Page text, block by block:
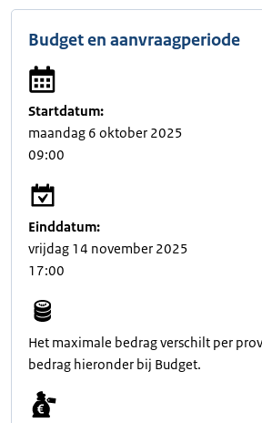
Budget en aanvraagperiode
Startdatum:
maandag 6 oktober 2025
09:00
Einddatum:
vrijdag 14 november 2025
17:00
Het maximale bedrag verschilt per
bedrag hieronder bij Budget.